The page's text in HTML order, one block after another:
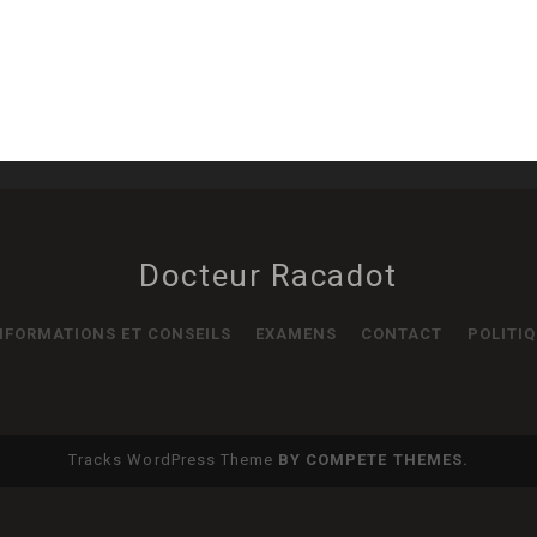
Docteur Racadot
ET CONSEILS EXAMENS CONTACT
Tracks WordPress Theme BY COMPETE THEMES.